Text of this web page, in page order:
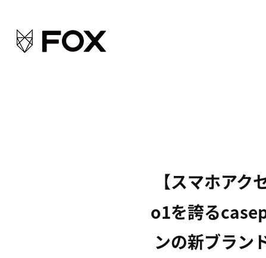
【スマホア
o1を誇る
ンの新ブラン